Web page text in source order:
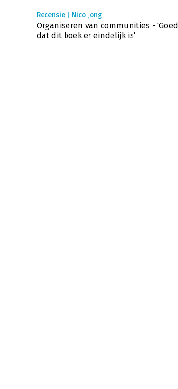
Recensie | Nico Jong
Organiseren van communities - 'Goed
dat dit boek er eindelijk is'